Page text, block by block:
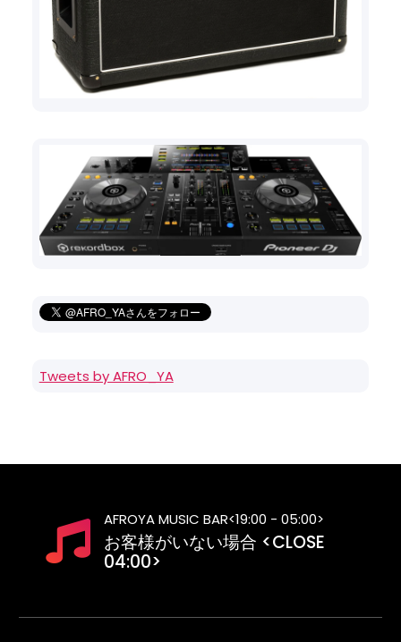
Tweets by AFRO_YA
AFROYA MUSIC BAR<19:00 - 05:00>
お客様がいない場合 <CLOSE
04:00>